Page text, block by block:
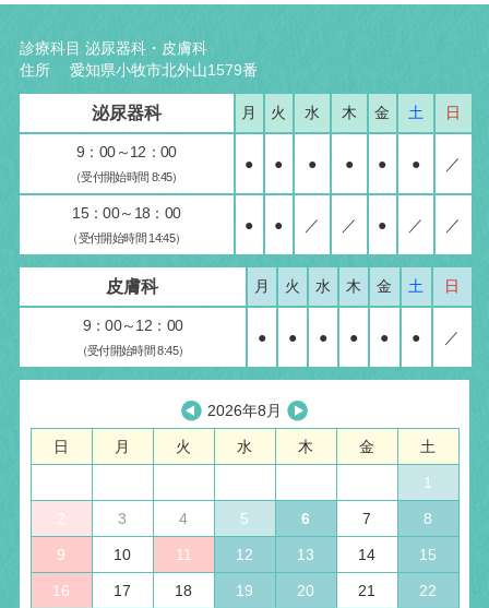
診療科目 泌尿器科・皮膚科
住所 愛知県小牧市北外山1579番
泌尿器科 月 火 水 木 金 土 日
9：00～12：00
（受付開始時間 8:45）
● ● ● ● ● ● ／
15：00～18：00
（受付開始時間 14:45）
● ● ／ ／ ● ／ ／
皮膚科 月 火 水 木 金 土 日
9：00～12：00
（受付開始時間 8:45）
● ● ● ● ● ● ／
2026年8月
日 月 火 水 木 金 土
1
2 3 4 5 6 7 8
9 10 11 12 13 14 15
16 17 18 19 20 21 22